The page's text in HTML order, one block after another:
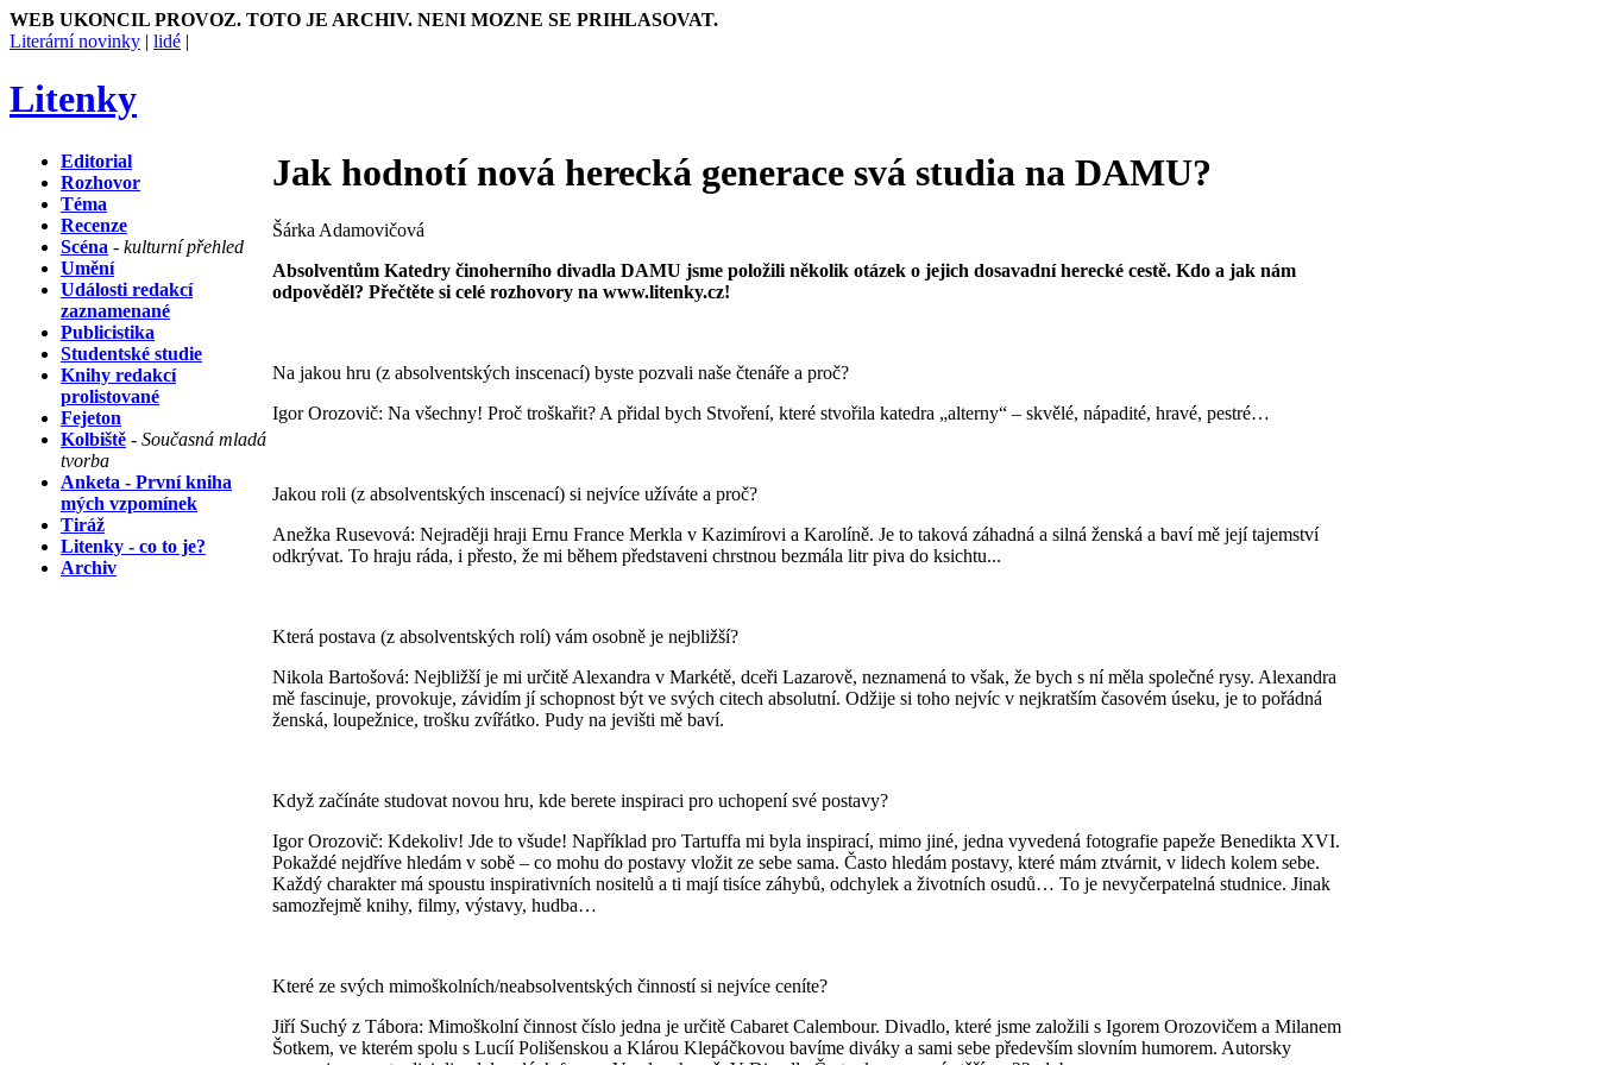
WEB UKONCIL PROVOZ. TOTO JE ARCHIV. NENI MOZNE SE PRIHLASOVAT.
Literární novinky | lidé |
Litenky
Editorial
Rozhovor
Téma
Recenze
Scéna - kulturní přehled
Umění
Události redakcí
zaznamenané
Publicistika
Studentské studie
Knihy redakcí
prolistované
Fejeton
Kolbiště - Současná mladá
tvorba
Anketa - První kniha
mých vzpomínek
Tiráž
Litenky - co to je?
Archiv
Jak hodnotí nová herecká generace svá studia na DAMU?
Šárka Adamovičová
Absolventům Katedry činoherního divadla DAMU jsme položili několik otázek o jejich dosavadní herecké cestě. Kdo a jak nám
odpověděl? Přečtěte si celé rozhovory na www.litenky.cz!
Na jakou hru (z absolventských inscenací) byste pozvali naše čtenáře a proč?
Igor Orozovič: Na všechny! Proč troškařit? A přidal bych Stvoření, které stvořila katedra „alterny“ – skvělé, nápadité, hravé, pestré…
Jakou roli (z absolventských inscenací) si nejvíce užíváte a proč?
Anežka Rusevová: Nejraději hraji Ernu France Merkla v Kazimírovi a Karolíně. Je to taková záhadná a silná ženská a baví mě její tajemství
odkrývat. To hraju ráda, i přesto, že mi během představeni chrstnou bezmála litr piva do ksichtu...
Která postava (z absolventských rolí) vám osobně je nejbližší?
Nikola Bartošová: Nejbližší je mi určitě Alexandra v Markétě, dceři Lazarově, neznamená to však, že bych s ní měla společné rysy. Alexandra
mě fascinuje, provokuje, závidím jí schopnost být ve svých citech absolutní. Odžije si toho nejvíc v nejkratším časovém úseku, je to pořádná
ženská, loupežnice, trošku zvířátko. Pudy na jevišti mě baví.
Když začínáte studovat novou hru, kde berete inspiraci pro uchopení své postavy?
Igor Orozovič: Kdekoliv! Jde to všude! Například pro Tartuffa mi byla inspirací, mimo jiné, jedna vyvedená fotografie papeže Benedikta XVI.
Pokaždé nejdříve hledám v sobě – co mohu do postavy vložit ze sebe sama. Často hledám postavy, které mám ztvárnit, v lidech kolem sebe.
Každý charakter má spoustu inspirativních nositelů a ti mají tisíce záhybů, odchylek a životních osudů… To je nevyčerpatelná studnice. Jinak
samozřejmě knihy, filmy, výstavy, hudba…
Které ze svých mimoškolních/neabsolventských činností si nejvíce ceníte?
Jiří Suchý z Tábora: Mimoškolní činnost číslo jedna je určitě Cabaret Calembour. Divadlo, které jsme založili s Igorem Orozovičem a Milanem
Šotkem, ve kterém spolu s Lucíí Polišenskou a Klárou Klepáčkovou bavíme diváky a sami sebe především slovním humorem. Autorsky